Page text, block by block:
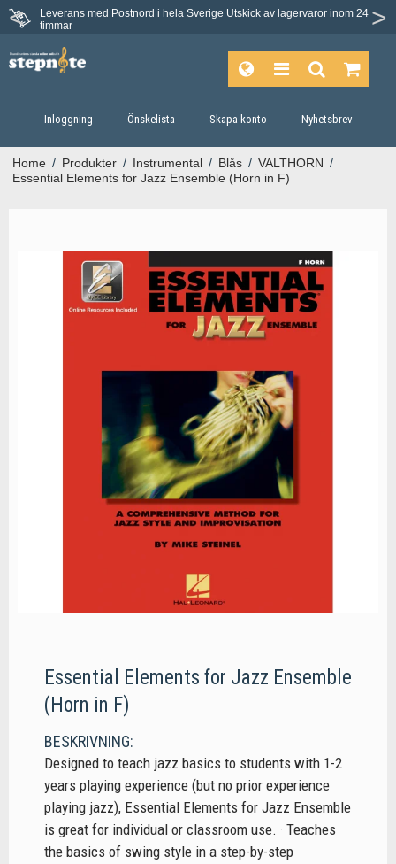
Leverans med Postnord i hela Sverige Utskick av lagervaror inom 24
timmar
Du har 30 dagars ångerrätt.
Inloggning Önskelista Skapa konto Nyhetsbrev
Home / Produkter / Instrumental / Blås / VALTHORN /
Essential Elements for Jazz Ensemble (Horn in F)
Essential Elements for Jazz Ensemble
(Horn in F)
BESKRIVNING:
Designed to teach jazz basics to students with 1-2
years playing experience (but no prior experience
playing jazz), Essential Elements for Jazz Ensemble
is great for individual or classroom use. · Teaches
the basics of swing style in a step-by-step